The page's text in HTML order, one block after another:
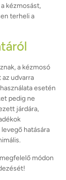
kézmosást,
terheli a
a kézmosó
udvarra
esetén
pedig ne
járdára,
hatására
módon